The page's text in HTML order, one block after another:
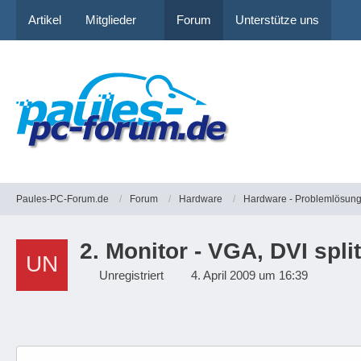
Artikel Mitglieder Forum Unterstütze uns
Paules-PC-Forum.de Forum Hardware Hardware -
2. Monitor - VGA, DVI
Unregistriert 4. April 2009 um 16:39